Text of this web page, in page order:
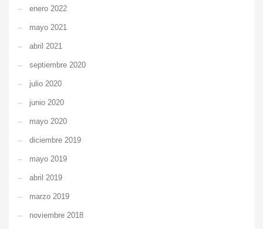
enero 2022
mayo 2021
abril 2021
septiembre 2020
julio 2020
junio 2020
mayo 2020
diciembre 2019
mayo 2019
abril 2019
marzo 2019
noviembre 2018